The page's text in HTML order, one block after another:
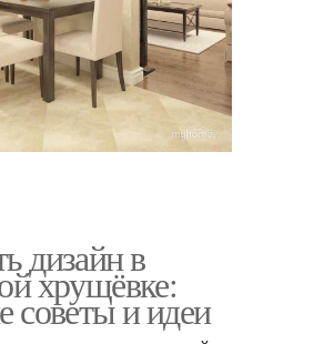
дизайн в
хрущёвке:
советы и идеи